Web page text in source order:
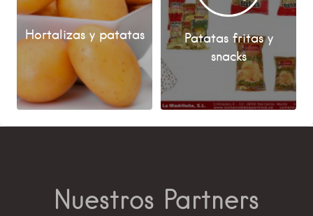
Hortalizas y patatas
Patatas fritas y
snacks
Nuestros Partners